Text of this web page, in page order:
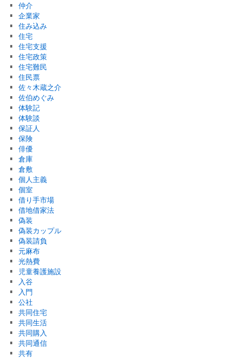
仲介
企業家
住み込み
住宅
住宅支援
住宅政策
住宅難民
住民票
佐々木蔵之介
佐伯めぐみ
体験記
体験談
保証人
保険
俳優
倉庫
倉敷
個人主義
個室
借り手市場
借地借家法
偽装
偽装カップル
偽装請負
元麻布
光熱費
児童養護施設
入谷
入門
公社
共同住宅
共同生活
共同購入
共同通信
共有